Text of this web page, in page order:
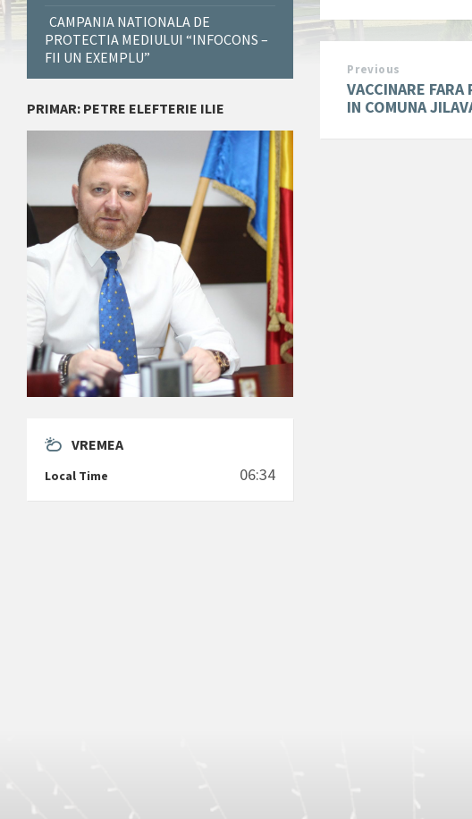
Previous
VACCINARE FARA
IN COMUNA
CAMPANIA NATIONALA DE
PROTECTIA MEDIULUI “INFOCONS –
FII UN EXEMPLU”
PRIMAR: PETRE ELEFTERIE ILIE
VREMEA
Local Time 06:34